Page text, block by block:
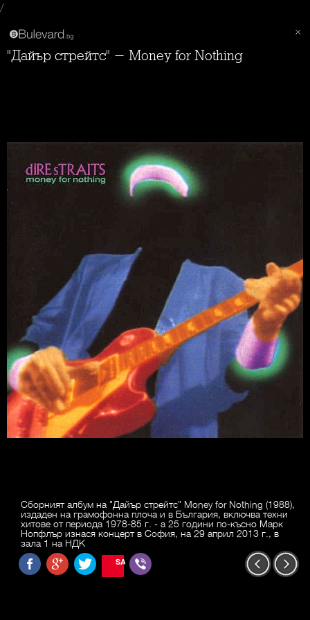
/
"Дайър стрейтс" - Money for Nothing
Сборният албум на "Дайър стрейтс" Money for Nothing (1988),
издаден на грамофонна плоча и в България, включва техни
хитове от периода 1978-85 г. - а 25 години по-късно Марк
Нопфлър изнася концерт в София, на 29 април 2013 г., в
зала 1 на НДК
SAVE